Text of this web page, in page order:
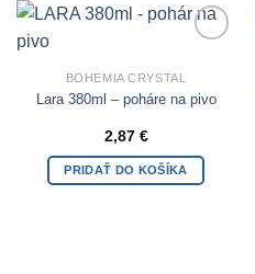
BOHEMIA CRYSTAL
Lara 380ml – poháre na pivo
2,87 €
PRIDAŤ DO KOŠÍKA